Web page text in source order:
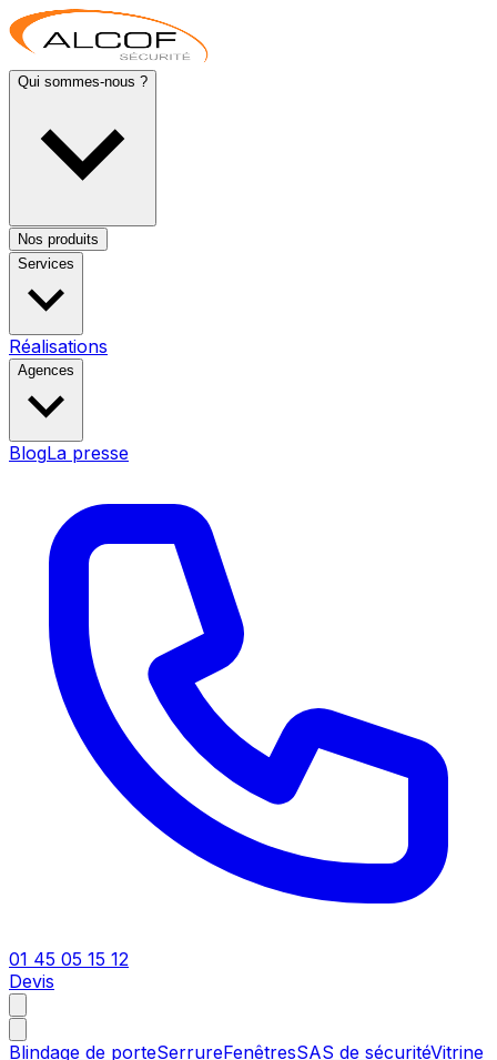
Qui sommes-nous ?
Nos produits
Services
Réalisations
Agences
BlogLa presse
01 45 05 15 12
Devis
Blindage de porteSerrureFenêtresSAS de sécuritéVitrine